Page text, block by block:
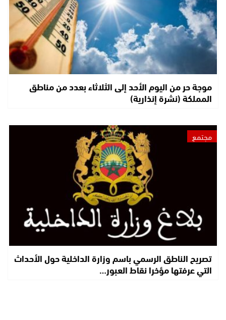
موجة حر من اليوم الأحد إلى الثلاثاء بعدد من مناطق
المملكة (نشرة إنذارية)
مجتمع
تصريح الناطق الرسمي باسم وزارة الداخلية حول الأحداث
التي عرفتها مؤخرا نقاط العبور…